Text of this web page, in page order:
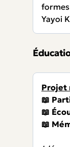
Yayoi
Projet
📖
📖
📖